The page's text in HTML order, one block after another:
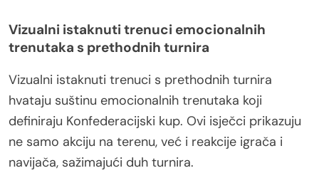
Vizualni istaknuti trenuci emocionalnih
trenutaka s prethodnih turnira
Vizualni istaknuti trenuci s prethodnih turnira
hvataju suštinu emocionalnih trenutaka koji
definiraju Konfederacijski kup. Ovi isječci prikazuju
ne samo akciju na terenu, već i reakcije igrača i
navijača, sažimajući duh turnira.